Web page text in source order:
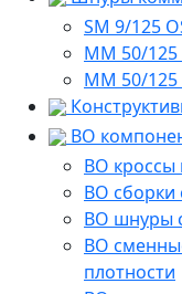
SM 9/125
MM 50/
MM 50/
ВО
ВО кроссы
ВО сборки
ВО шнуры
ВО
плотности